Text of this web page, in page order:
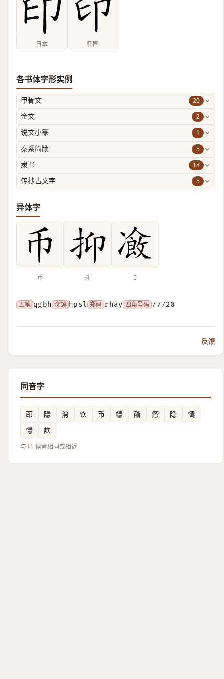
日本 韩国
各书体字形实例
甲骨文 20
金文 2
说文小篆 1
秦系简牍 5
隶书 18
传抄古文字 5
异体字
币 抑 𠘄
五笔 qgbh 仓颉 hpsl 郑码 rhay 四角号码 77720
反馈
同音字
茚 隱 洕 饮 币 㡥 酳 癊 隐
㥼
懚
䚿
与 印 读音相同或相近